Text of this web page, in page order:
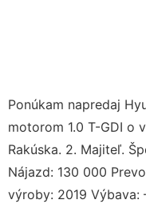
Ponúkam napredaj
motorom 1.0 T-GDI o
Rakúska. 2. Majiteľ.
Nájazd: 130 000
výroby: 2019